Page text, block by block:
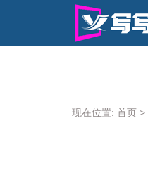
现在位置: 首页 >